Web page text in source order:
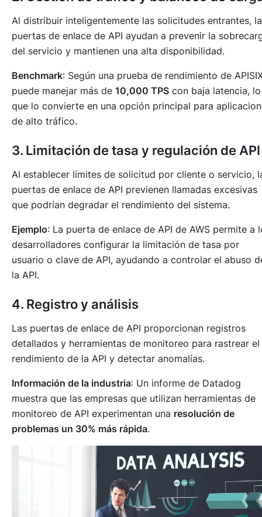
Al distribuir inteligentemente las solicitudes entrantes,
puertas de enlace de API ayudan a prevenir la
del servicio y mantienen una alta disponibilidad.
Benchmark: Según una prueba de rendimiento de
puede manejar más de 10,000 TPS con baja latencia, lo
que lo convierte en una opción principal para
de alto tráfico.
3. Limitación de tasa y regulación de API
Al establecer límites de solicitud por cliente o servicio,
puertas de enlace de API previenen llamadas excesivas
que podrían degradar el rendimiento del sistema.
Ejemplo: La puerta de enlace de API de AWS permite a
desarrolladores configurar la limitación de tasa por
usuario o clave de API, ayudando a controlar el abuso
la API.
4. Registro y análisis
Las puertas de enlace de API proporcionan registros
detallados y herramientas de monitoreo para rastrear el
rendimiento de la API y detectar anomalías.
Información de la industria: Un informe de Datadog
muestra que las empresas que utilizan herramientas de
monitoreo de API experimentan una resolución de
problemas un 30% más rápida.